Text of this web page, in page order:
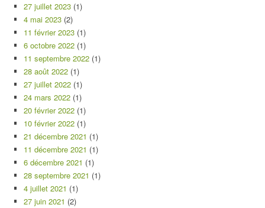
27 juillet 2023 (1)
4 mai 2023 (2)
11 février 2023 (1)
6 octobre 2022 (1)
11 septembre 2022 (1)
28 août 2022 (1)
27 juillet 2022 (1)
24 mars 2022 (1)
20 février 2022 (1)
10 février 2022 (1)
21 décembre 2021 (1)
11 décembre 2021 (1)
6 décembre 2021 (1)
28 septembre 2021 (1)
4 juillet 2021 (1)
27 juin 2021 (2)